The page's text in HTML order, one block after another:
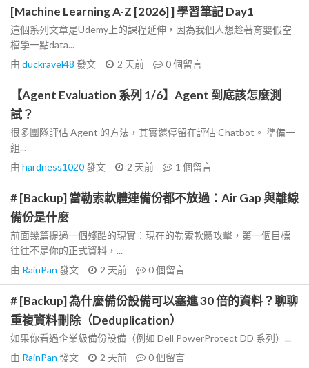
[Machine Learning A-Z [2026] ] 學習筆記 Day1
這個系列文章是Udemy上的課程延伸，因為我個人想趁著育嬰假空
檔學一點data...
由 duckravel48 發文 2 天前 0個留言
【Agent Evaluation 系列 1/6】Agent 到底該怎麼測
試？
很多團隊評估 Agent 的方法，其實還停留在評估 Chatbot。 準備一
組...
由 hardness1020發文 2 天前 1 個留言
# [Backup] 當勒索軟體連備份都不放過：Air Gap 與離線
備份是什麼
前面幾篇提過一個殘酷的現實：現在的勒索軟體攻擊，第一個目標
往往不是你的正式資料，...
由 RainPan 發文 2 天前 0個留言
# [Backup] 為什麼備份設備可以塞進 30 倍的資料？聊聊
重複資料刪除（Deduplication）
如果你看過企業級備份設備（例如 Dell PowerProtect DD 系列）...
由 RainPan 發文 2 天前 0個留言